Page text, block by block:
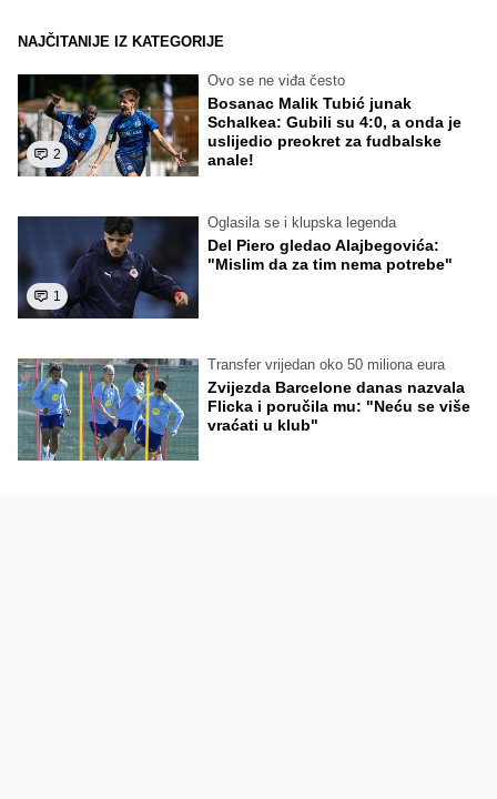
NAJČITANIJE IZ KATEGORIJE
2
Ovo se ne viđa često
Bosanac Malik Tubić junak
Schalkea: Gubili su 4:0, a onda je
uslijedio preokret za fudbalske
anale!
1
Oglasila se i klupska legenda
Del Piero gledao Alajbegovića:
"Mislim da za tim nema potrebe"
Transfer vrijedan oko 50 miliona eura
Zvijezda Barcelone danas nazvala
Flicka i poručila mu: "Neću se više
vraćati u klub"